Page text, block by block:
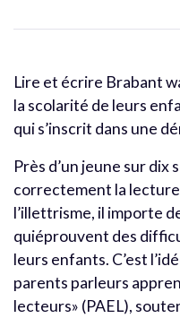
Lire et écrire Brabant
la scolarité de leurs
qui s’inscrit dans une
Près d’un jeune sur dix
correctement la
l’illettrisme, il importe
quiéprouvent des
leurs enfants. C’est
parents parleurs
lecteurs» (PAEL),